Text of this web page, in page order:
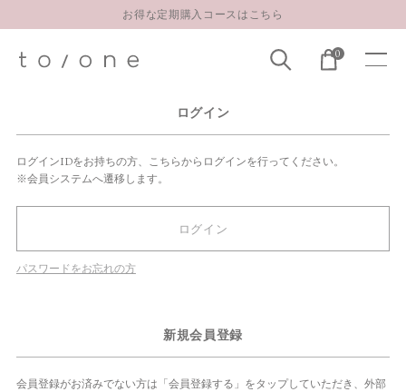
お得な定期購入コースはこちら
【重要】お盆期間中のお問い合わせと商品配送に関しまして
LINE お友達登録 500円OFFクーポンプレゼント
0
ログイン
ログインIDをお持ちの方、こちらからログインを行ってください。
※会員システムへ遷移します。
ログイン
パスワードをお忘れの方
新規会員登録
会員登録がお済みでない方は「会員登録する」をタップしていただき、外部